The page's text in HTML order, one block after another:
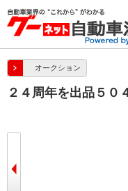
オークション
２４周年を出品５０